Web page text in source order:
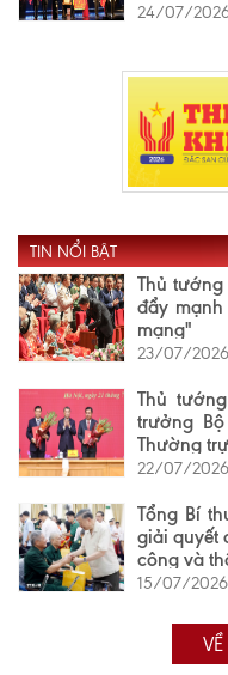
24/07/2026
TIN NỔI BẬT
Thủ
đẩy
mạng"
23/07/2026
Thủ
trưởng
Thường
22/07/
Tổng Bí
giải quyết
công và
15/07/2026